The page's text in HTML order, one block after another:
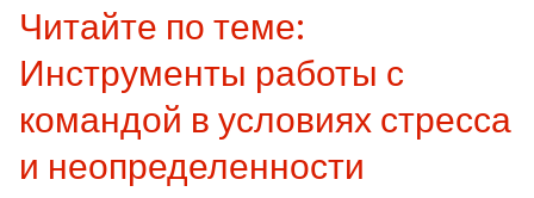
Читайте по теме:
Инструменты работы с
командой в условиях стресса
и неопределенности